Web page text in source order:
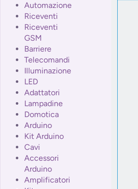
Automazione
Riceventi
Riceventi
GSM
Barriere
Telecomandi
Illuminazione
LED
Adattatori
Lampadine
Domotica
Arduino
Kit Arduino
Cavi
Accessori
Arduino
Amplificatori